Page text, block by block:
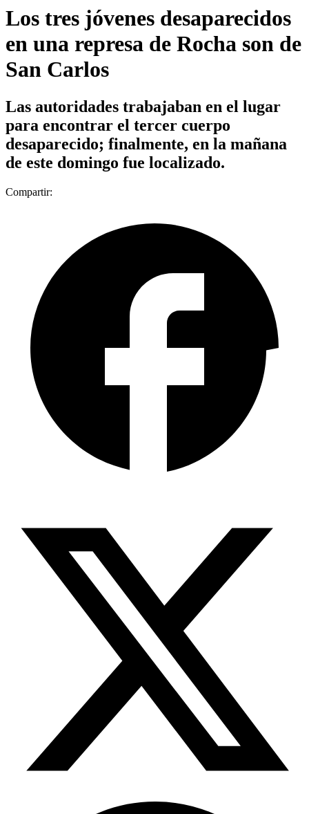
Los tres jóvenes desaparecidos
en una represa de Rocha son de
San Carlos
Las autoridades trabajaban en el lugar
para encontrar el tercer cuerpo
desaparecido; finalmente, en la mañana
de este domingo fue localizado.
Compartir: